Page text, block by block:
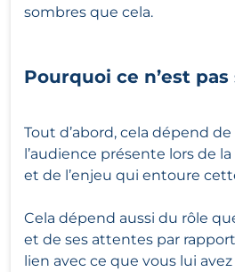
sombres que cela.
Pourquoi ce n’est pas
Tout d’abord, cela dépend
l’audience présente lors de
et de l’enjeu qui entoure
Cela dépend aussi du rôle
et de ses attentes par
lien avec ce que vous lui